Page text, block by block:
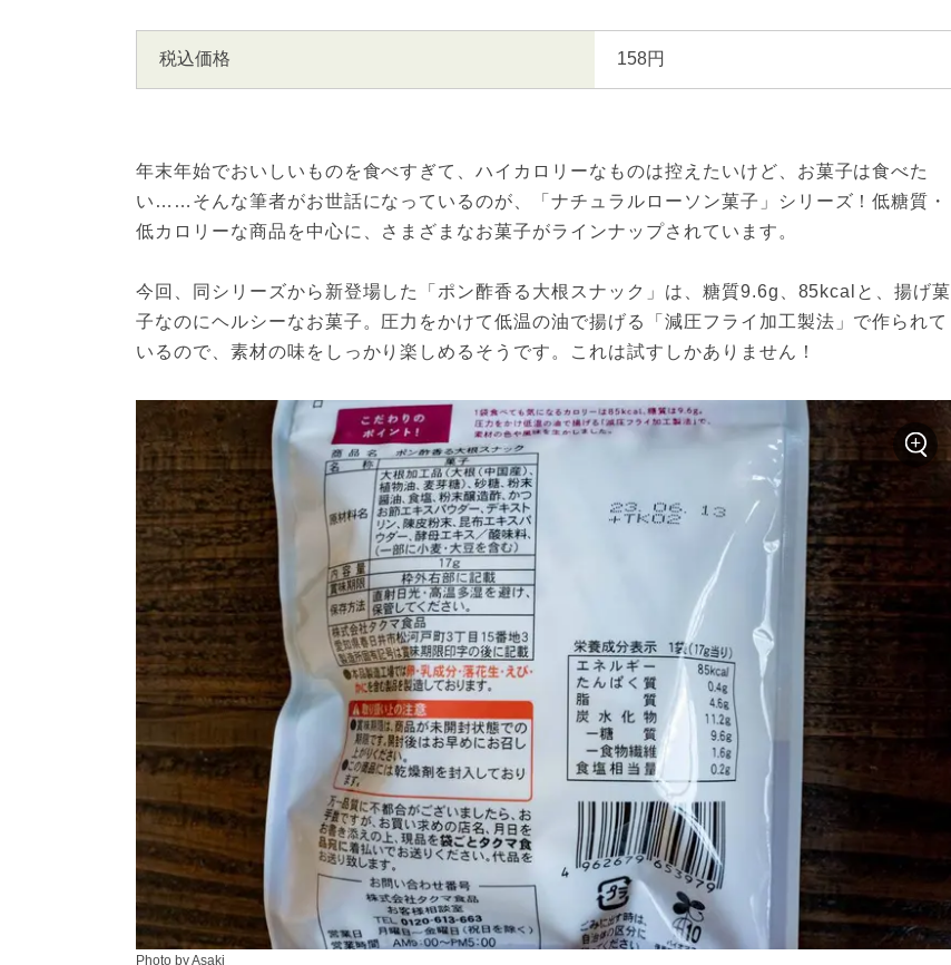
税込価格 158円
年末年始でおいしいものを食べすぎて、ハイカロリーなものは控えたいけど、お菓子は食べた
い……そんな筆者がお世話になっているのが、「ナチュラルローソン菓子」シリーズ！低糖質・
低カロリーな商品を中心に、さまざまなお菓子がラインナップされています。
今回、同シリーズから新登場した「ポン酢香る大根スナック」は、糖質9.6g、85kcalと、揚げ菓
子なのにヘルシーなお菓子。圧力をかけて低温の油で揚げる「減圧フライ加工製法」で作られて
いるので、素材の味をしっかり楽しめるそうです。これは試すしかありません！
Photo by Asaki